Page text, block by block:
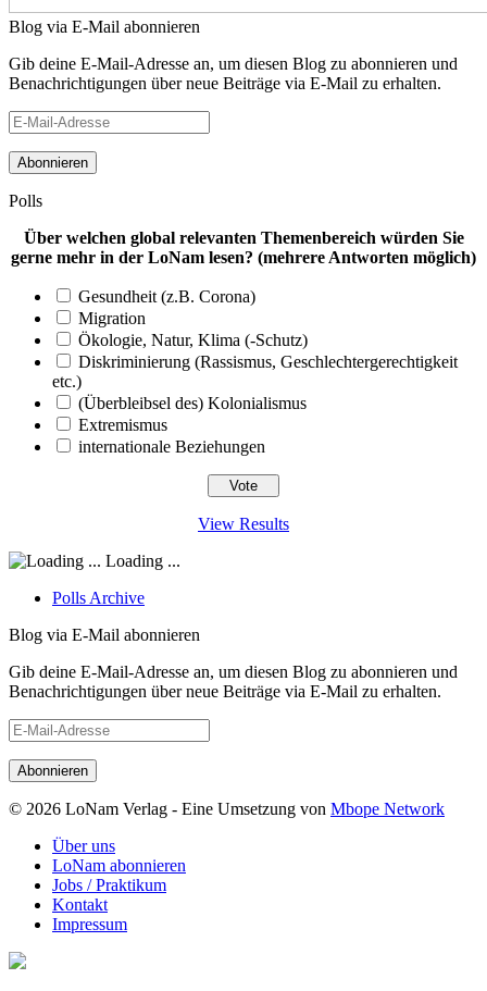
Blog via E-Mail abonnieren
Gib deine E-Mail-Adresse an, um diesen Blog zu abonnieren und
Benachrichtigungen über neue Beiträge via E-Mail zu erhalten.
E-
Mail-
Adresse
Polls
Über welchen global relevanten Themenbereich würden Sie
gerne mehr in der LoNam lesen? (mehrere Antworten möglich)
Gesundheit (z.B. Corona)
Migration
Ökologie, Natur, Klima (-Schutz)
Diskriminierung (Rassismus, Geschlechtergerechtigkeit
etc.)
(Überbleibsel des) Kolonialismus
Extremismus
internationale Beziehungen
View Results
Loading ...
Polls Archive
Blog via E-Mail abonnieren
Gib deine E-Mail-Adresse an, um diesen Blog zu abonnieren und
Benachrichtigungen über neue Beiträge via E-Mail zu erhalten.
E-
Mail-
Adresse
© 2026 LoNam Verlag - Eine Umsetzung von Mbope Network
Über uns
LoNam abonnieren
Jobs / Praktikum
Kontakt
Impressum